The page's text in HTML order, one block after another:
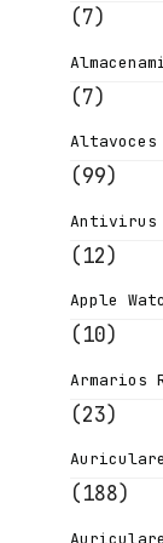
(7)
(7)
Altavoces
(99)
Antivirus
(12)
Apple
(10)
Armarios
(23)
(188)